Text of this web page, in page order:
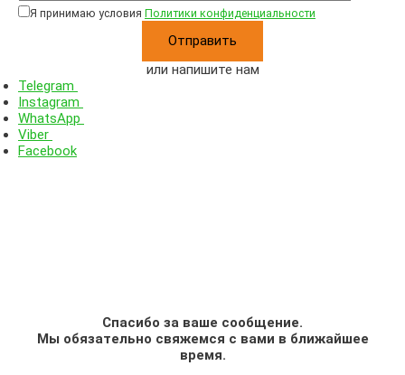
Я принимаю условия Политики конфиденциальности
или напишите нам
Telegram
Instagram
WhatsApp
Viber
Facebook
Спасибо за ваше сообщение.
Мы обязательно свяжемся с вами в ближайшее
время.